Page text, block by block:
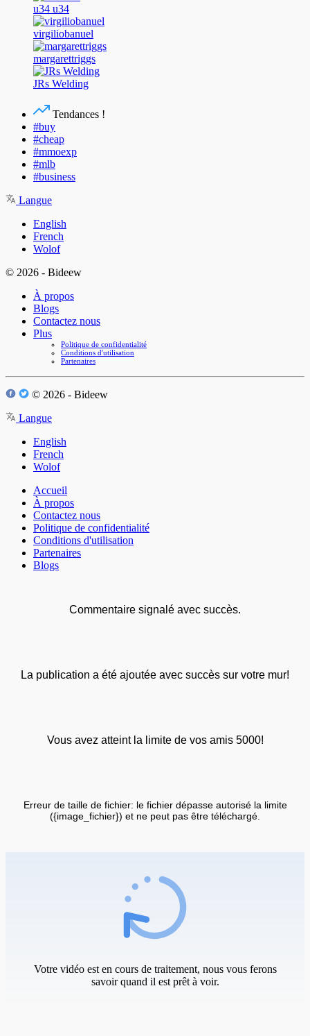
u34 u34
virgiliobanuel
margarettriggs
JRs Welding
Tendances !
#buy
#cheap
#mmoexp
#mlb
#business
Langue
English
French
Wolof
© 2026 - Bideew
À propos
Blogs
Contactez nous
Plus
Politique de confidentialité
Conditions d'utilisation
Partenaires
© 2026 - Bideew
Langue
English
French
Wolof
Accueil
À propos
Contactez nous
Politique de confidentialité
Conditions d'utilisation
Partenaires
Blogs
Commentaire signalé avec succès.
La publication a été ajoutée avec succès sur votre mur!
Vous avez atteint la limite de vos amis 5000!
Erreur de taille de fichier: le fichier dépasse autorisé la limite
({image_fichier}) et ne peut pas être téléchargé.
Votre vidéo est en cours de traitement, nous vous ferons
savoir quand il est prêt à voir.